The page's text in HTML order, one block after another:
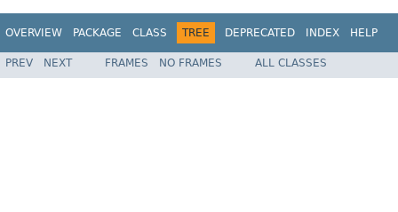
OVERVIEW PACKAGE CLASS TREE DEPRECATED INDEX HELP
PREV NEXT FRAMES NO FRAMES ALL CLASSES